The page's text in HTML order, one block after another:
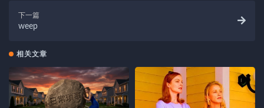
下一篇
weep
相关文章